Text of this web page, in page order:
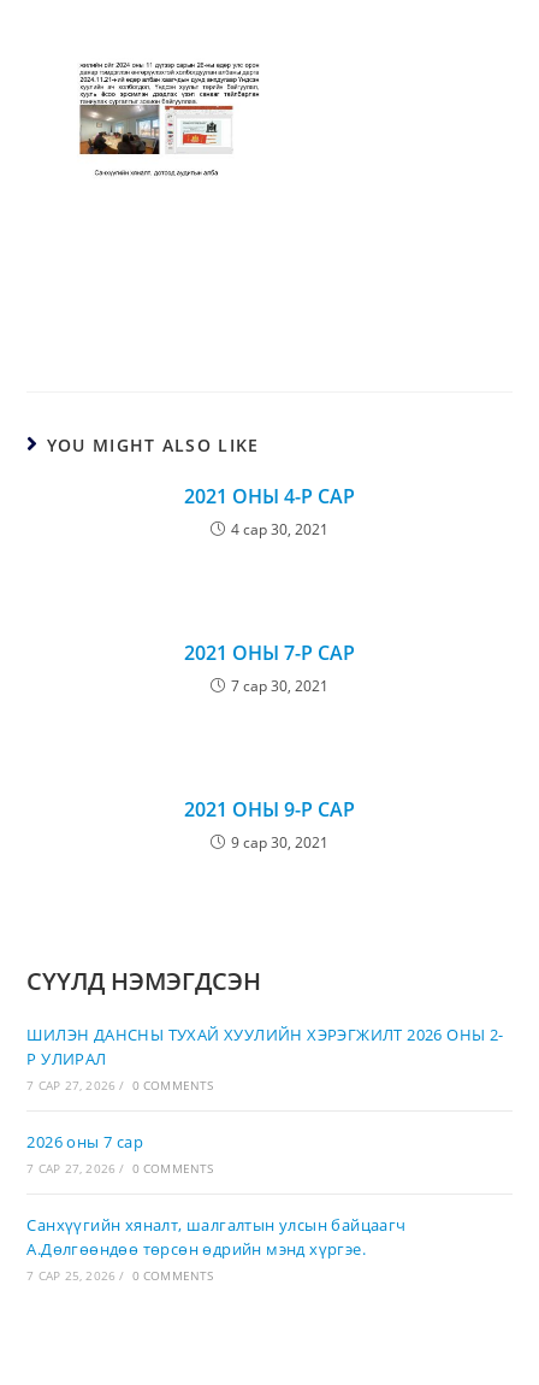
YOU MIGHT ALSO LIKE
2021 ОНЫ 4-Р САР
4 сар 30, 2021
2021 ОНЫ 7-Р САР
7 сар 30, 2021
2021 ОНЫ 9-Р САР
9 сар 30, 2021
СҮҮЛД НЭМЭГДСЭН
ШИЛЭН ДАНСНЫ ТУХАЙ ХУУЛИЙН ХЭРЭГЖИЛТ 2026 ОНЫ 2-
Р УЛИРАЛ
7 САР 27, 2026 / 0 COMMENTS
2026 оны 7 сар
7 САР 27, 2026 / 0 COMMENTS
Санхүүгийн хяналт, шалгалтын улсын байцаагч
А.Дөлгөөндөө төрсөн өдрийн мэнд хүргэе.
7 САР 25, 2026 / 0 COMMENTS